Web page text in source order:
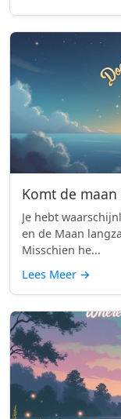
Komt de
Je hebt
en de Maan
Misschien he...
Lees Meer →